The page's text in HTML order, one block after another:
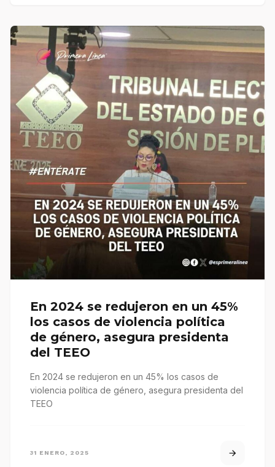
En 2024 se redujeron en un 45%
los casos de violencia política
de género, asegura presidenta
del TEEO
En 2024 se redujeron en un 45% los casos de
violencia política de género, asegura presidenta del
TEEO
31 ENERO, 2025